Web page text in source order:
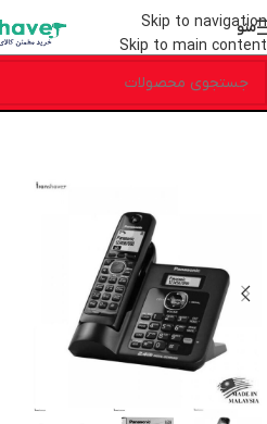
Skip to navigation
Skip to main content
منو